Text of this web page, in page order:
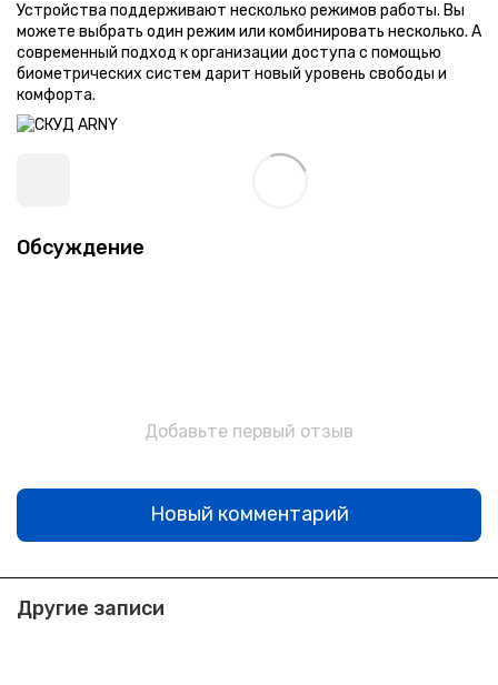
Устройства поддерживают несколько режимов работы. Вы
можете выбрать один режим или комбинировать несколько. А
современный подход к организации доступа с помощью
биометрических систем дарит новый уровень свободы и
комфорта.
Обсуждение
Добавьте первый отзыв
Новый комментарий
Другие записи